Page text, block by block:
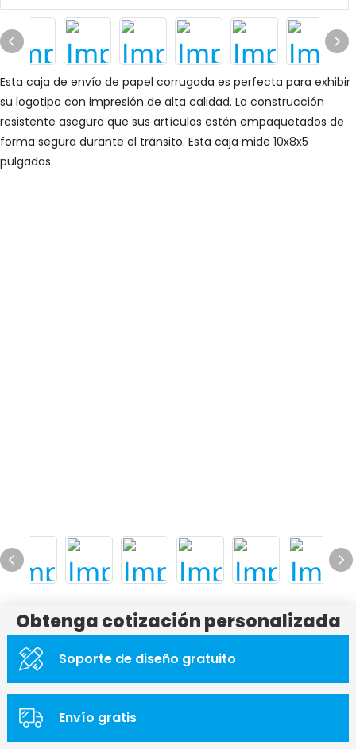
Esta caja de envío de papel corrugada es perfecta para exhibir
su logotipo con impresión de alta calidad. La construcción
resistente asegura que sus artículos estén empaquetados de
forma segura durante el tránsito. Esta caja mide 10x8x5
pulgadas.
Obtenga cotización personalizada
Soporte de diseño gratuito
Envío gratis